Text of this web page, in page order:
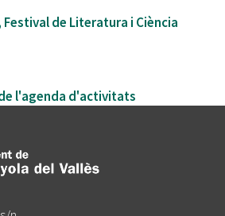
de Literatura i Ciència
l'agenda d'activitats